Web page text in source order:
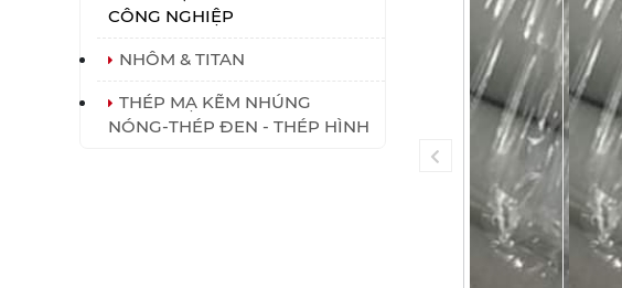
CÔNG NGHIỆP
NHÔM & TITAN
THÉP MẠ KẼM NHÚNG
NÓNG-THÉP ĐEN - THÉP HÌNH